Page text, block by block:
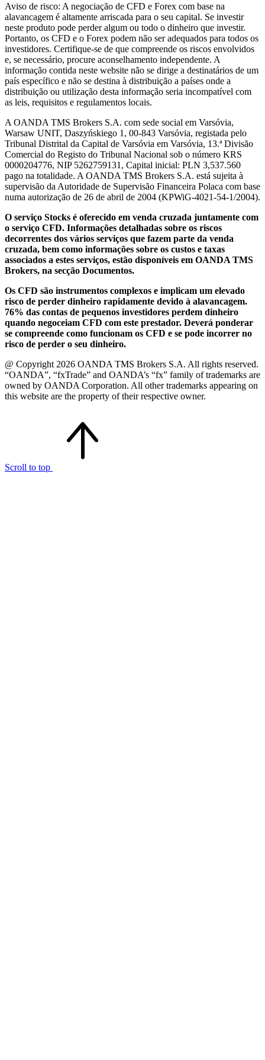
Aviso de risco: A negociação de CFD e Forex com base na
alavancagem é altamente arriscada para o seu capital. Se investir
neste produto pode perder algum ou todo o dinheiro que investir.
Portanto, os CFD e o Forex podem não ser adequados para todos os
investidores. Certifique-se de que compreende os riscos envolvidos
e, se necessário, procure aconselhamento independente. A
informação contida neste website não se dirige a destinatários de um
país específico e não se destina à distribuição a países onde a
distribuição ou utilização desta informação seria incompatível com
as leis, requisitos e regulamentos locais.
A OANDA TMS Brokers S.A. com sede social em Varsóvia,
Warsaw UNIT, Daszyńskiego 1, 00-843 Varsóvia, registada pelo
Tribunal Distrital da Capital de Varsóvia em Varsóvia, 13.ª Divisão
Comercial do Registo do Tribunal Nacional sob o número KRS
0000204776, NIP 5262759131, Capital inicial: PLN 3,537.560
pago na totalidade. A OANDA TMS Brokers S.A. está sujeita à
supervisão da Autoridade de Supervisão Financeira Polaca com base
numa autorização de 26 de abril de 2004 (KPWiG-4021-54-1/2004).
O serviço Stocks é oferecido em venda cruzada juntamente com
o serviço CFD. Informações detalhadas sobre os riscos
decorrentes dos vários serviços que fazem parte da venda
cruzada, bem como informações sobre os custos e taxas
associados a estes serviços, estão disponíveis em OANDA TMS
Brokers, na secção Documentos.
Os CFD são instrumentos complexos e implicam um elevado
risco de perder dinheiro rapidamente devido à alavancagem.
76% das contas de pequenos investidores perdem dinheiro
quando negoceiam CFD com este prestador. Deverá ponderar
se compreende como funcionam os CFD e se pode incorrer no
risco de perder o seu dinheiro.
@ Copyright 2026 OANDA TMS Brokers S.A. All rights reserved.
“OANDA”, “fxTrade” and OANDA’s “fx” family of trademarks are
owned by OANDA Corporation. All other trademarks appearing on
this website are the property of their respective owner.
Scroll to top